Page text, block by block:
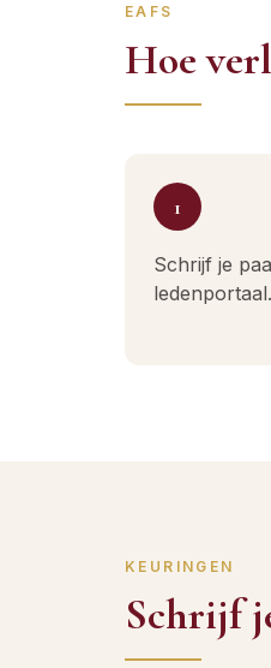
EAFS
Hoe
1
Schrijf je
ledenportaal.
KEURINGEN
Schrijf